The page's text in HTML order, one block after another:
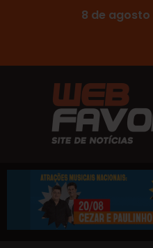
8 de agosto